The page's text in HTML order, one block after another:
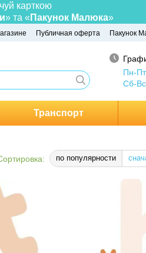
карткою
» та « Пакунок Малюка»
Публичная оферта Пакунок
Пн-
Сб-
Транспорт
по популярности